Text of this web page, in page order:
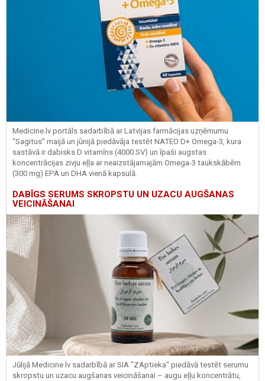
Medicine.lv portāls sadarbībā ar Latvijas farmācijas uzņēmumu
“Sagitus” maijā un jūnijā piedāvāja testēt NATEO D+ Omega-3, kura
sastāvā ir dabisks D vitamīns (4000 SV) un īpaši augstas
koncentrācijas zivju eļļa ar neaizstājamajām Omega-3 taukskābēm
(300 mg) EPA un DHA vienā kapsulā.
DABĪGS SERUMS SKROPSTU UN UZACU AUGŠANAS
VEICINĀŠANAI
Jūlijā Medicine.lv sadarbībā ar SIA "ZAptieka" piedāvā testēt serumu
skropstu un uzacu augšanas veicināšanai – augu eļļu koncentrātu,